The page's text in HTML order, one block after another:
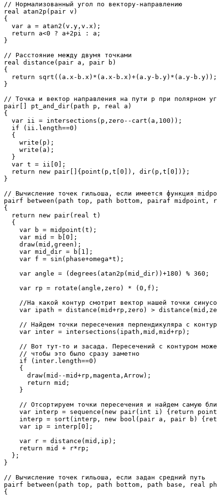
// Нормализованный угол по вектору-направлению
real atan2p(pair v)
{
  var a = atan2(v.y,v.x);
  return a<0 ? a+2pi : a;
}
// Расстояние между двумя точками
real distance(pair a, pair b)
{
  return sqrt((a.x-b.x)*(a.x-b.x)+(a.y-b.y)*(a.y-b.y));
}
// Точка и вектор направления на пути p при полярном
pair[] pt_and_dir(path p, real a)
{
  var ii = intersections(p,zero--cart(a,100));
  if (ii.length==0)
  {
    write(p);
    write(a);
  }
  var t = ii[0];
  return new pair[]{point(p,t[0]), dir(p,t[0])};
}
// Вычисление точек гильоша, если имеется функция
pairf between(path top, path bottom, pairaf midpoint,
{
  return new pair(real t)
  {
    var b = midpoint(t);
    var mid = b[0];
    draw(mid,green);
    var mid_dir = b[1];
    var f = sin(phase+omega*t);
    var angle = (degrees(atan2p(mid_dir))+180) % 360;
    var rp = rotate(angle,zero) * (0,f);
//На какой контур смотрит вектор нашей точки
var ipath = distance(mid+rp,zero) >
// Найдем точки пересечения перпендикуляра с
    var inter = intersections(ipath,mid,mid+rp);
// Вот тут-то и засада. Пересечений с контуром
    // чтобы это было сразу заметно
    if (inter.length==0)
    {
      draw(mid--mid+rp,magenta,Arrow);
      return mid;
    }
// Отсортируем точки пересечения и найдем самую
var interp = sequence(new pair(int i) {return
interp = sort(interp, new bool(pair a, pair b)
    var ip = interp[0];
    var r = distance(mid,ip);
    return mid + r*rp;
  };
}
// Вычисление точек гильоша, если задан средний путь
pairf between(path top, path bottom, path base, real
{